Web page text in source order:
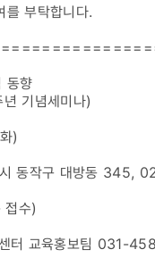
를 부탁합니다.
동향
기념세미나)
)
시 동작구 대방동
수)
터 교육홍보팀 031-